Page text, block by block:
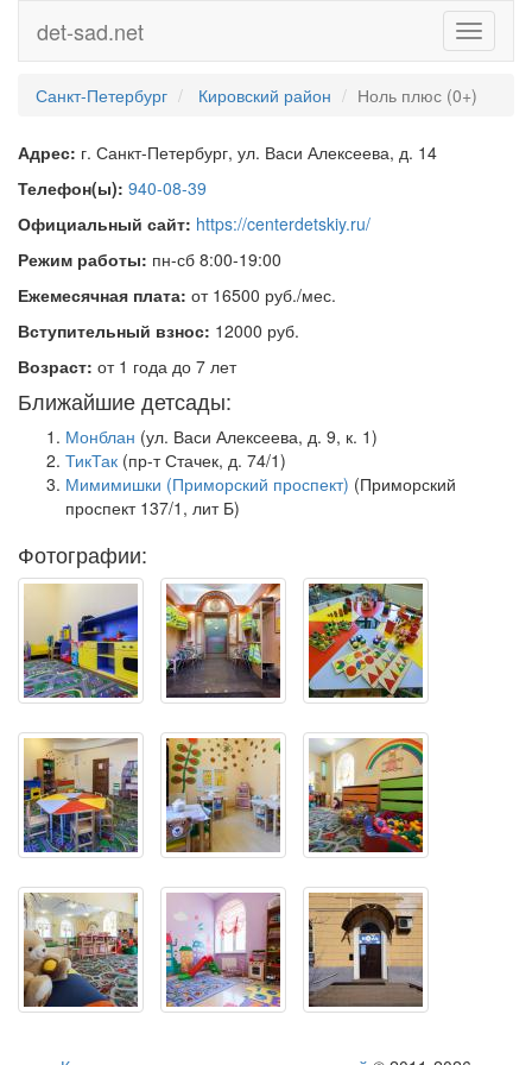
Toggle
det-sad.net
Санкт-Петербург Кировский район Ноль плюс (0+)
Адрес: г. Санкт-Петербург, ул. Васи Алексеева, д. 14
Телефон(ы): 940-08-39
Официальный сайт: https://centerdetskiy.ru/
Режим работы: пн-сб 8:00-19:00
Ежемесячная плата: от 16500 руб./мес.
Вступительный взнос: 12000 руб.
Возраст: от 1 года до 7 лет
Ближайшие детсады:
Монблан (ул. Васи Алексеева, д. 9, к. 1)
ТикТак (пр-т Стачек, д. 74/1)
Мимимишки (Приморский проспект) (Приморский
проспект 137/1, лит Б)
Фотографии: